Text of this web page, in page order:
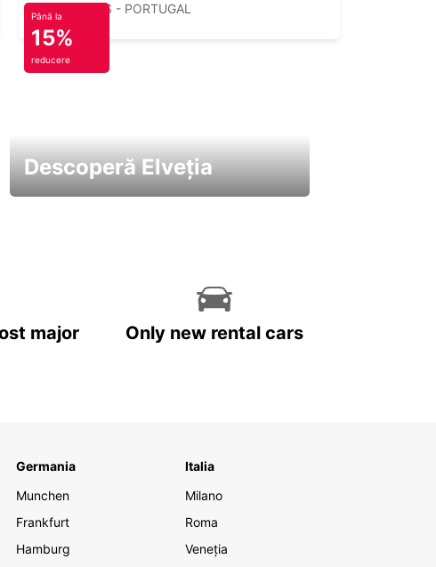
GUIMARAES - PORTUGAL
Până la
15%
reducere
Descoperă Elveția
major
Only new rental cars
Germania
Munchen
Frankfurt
Hamburg
Italia
Milano
Roma
Veneția